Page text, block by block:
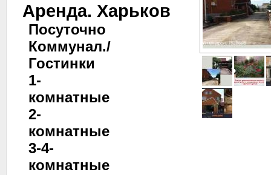
Аренда. Харьков
Посуточно
Коммунал./
Гостинки
1-
комнатные
2-
комнатные
3-4-
комнатные